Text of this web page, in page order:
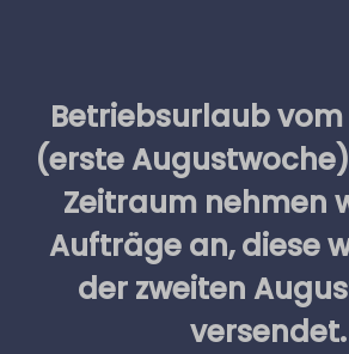
Betriebsurlaub vom
(erste
Zeitraum nehmen
Aufträge an, diese
der zweiten
versendet.